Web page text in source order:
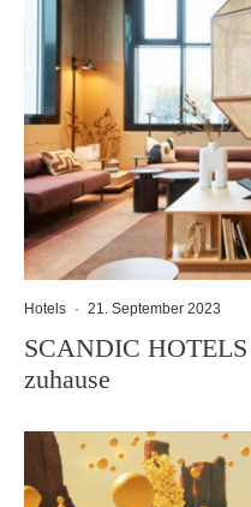
Hotels · 21. September 2023
SCANDIC
zuhause